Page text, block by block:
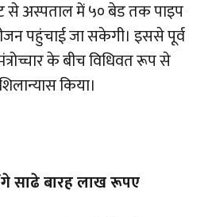
से अस्पताल में ५० बेड तक पाइप
पहुंचाई जा सकेगी। इससे पूर्व
के बीच विधिवत रूप से
किया।
साढे बारह लाख रूपए